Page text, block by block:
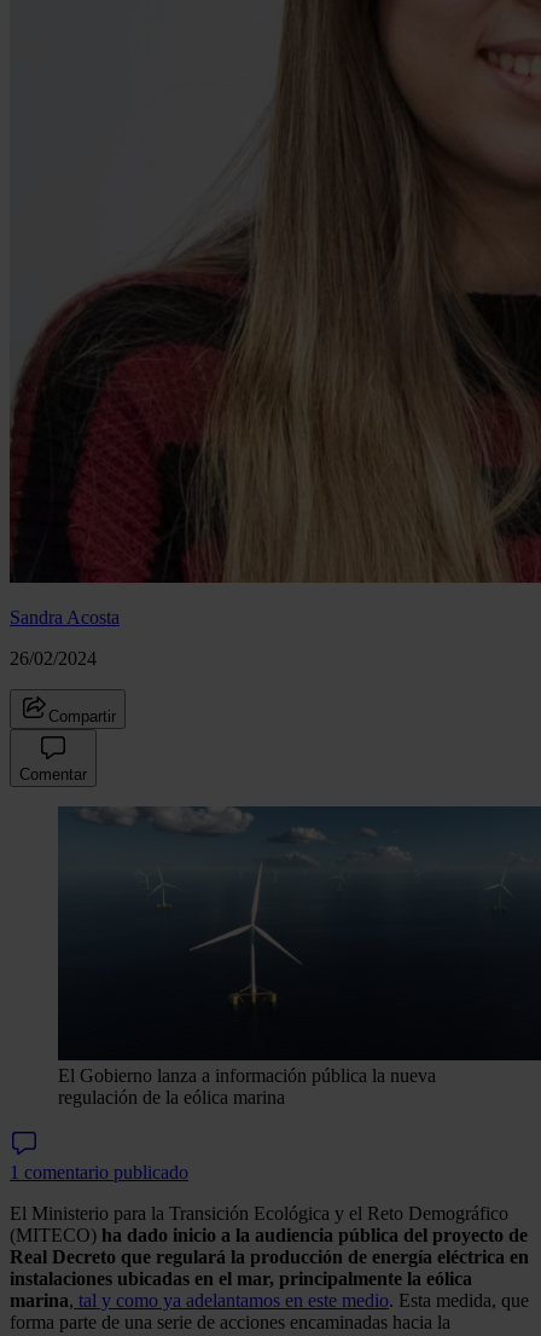
Sandra Acosta
26/02/2024
Compartir
Comentar
El Gobierno lanza a información pública la nueva
regulación de la eólica marina
1 comentario publicado
El Ministerio para la Transición Ecológica y el Reto Demográfico
(MITECO) ha dado inicio a la audiencia pública del proyecto de
Real Decreto que regulará la producción de energía eléctrica en
instalaciones ubicadas en el mar, principalmente la eólica
marina, tal y como ya adelantamos en este medio. Esta medida, que
forma parte de una serie de acciones encaminadas hacia la